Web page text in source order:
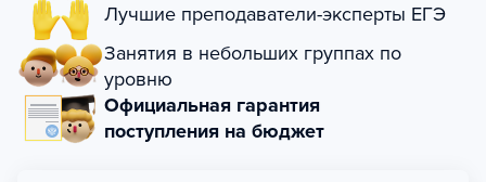
Лучшие преподаватели-эксперты ЕГЭ
Занятия в небольших группах по
уровню
Официальная гарантия
поступления на бюджет